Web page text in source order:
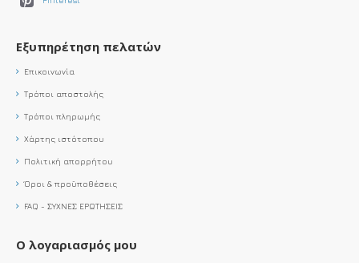
Εξυπηρέτηση πελατών
Επικοινωνία
Τρόποι αποστολής
Τρόποι πληρωμής
Χάρτης ιστότοπου
Πολιτική απορρήτου
Όροι & προϋποθέσεις
FAQ - ΣΥΧΝΕΣ ΕΡΩΤΗΣΕΙΣ
Ο λογαριασμός μου